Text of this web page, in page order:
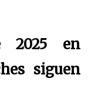
2025 en
siguen